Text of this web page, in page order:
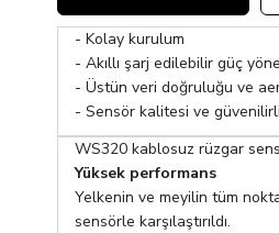
- Kolay kurulum
- Akıllı şarj edilebilir güç
- Üstün veri doğruluğu ve
- Sensör kalitesi ve
WS320 kablosuz rüzgar
Yüksek performans
Yelkenin ve meyilin tüm
sensörle karşılaştırıldı.